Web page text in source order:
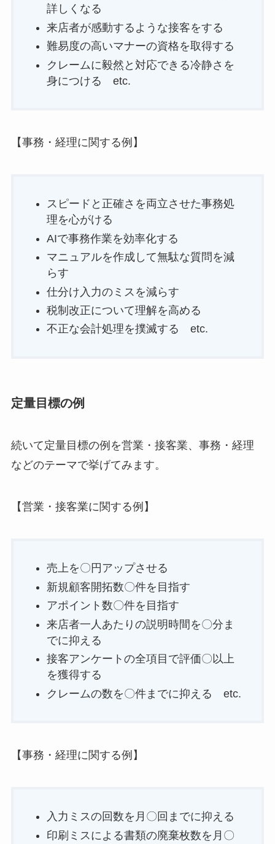
詳しくなる
来店者が感動するような接客をする
難易度の高いマナーの資格を取得する
クレームに毅然と対応できる冷静さを
身につける etc.
【事務・経理に関する例】
スピードと正確さを両立させた事務処
理を心がける
AIで事務作業を効率化する
マニュアルを作成して無駄な質問を減
らす
仕分け入力のミスを減らす
税制改正について理解を高める
不正な会計処理を撲滅する etc.
定量目標の例
続いて定量目標の例を営業・接客業、事務・経理
などのテーマで挙げてみます。
【営業・接客業に関する例】
売上を〇円アップさせる
新規顧客開拓数〇件を目指す
アポイント数〇件を目指す
来店者一人あたりの説明時間を〇分ま
でに抑える
接客アンケートの全項目で評価〇以上
を獲得する
クレームの数を〇件までに抑える etc.
【事務・経理に関する例】
入力ミスの回数を月〇回までに抑える
印刷ミスによる書類の廃棄枚数を月〇